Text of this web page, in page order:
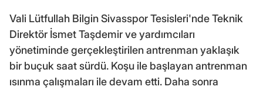
Vali Lütfullah Bilgin Sivasspor Tesisleri'nde Teknik
Direktör İsmet Taşdemir ve yardımcıları
yönetiminde gerçekleştirilen antrenman yaklaşık
bir buçuk saat sürdü. Koşu ile başlayan antrenman
ısınma çalışmaları ile devam etti. Daha sonra